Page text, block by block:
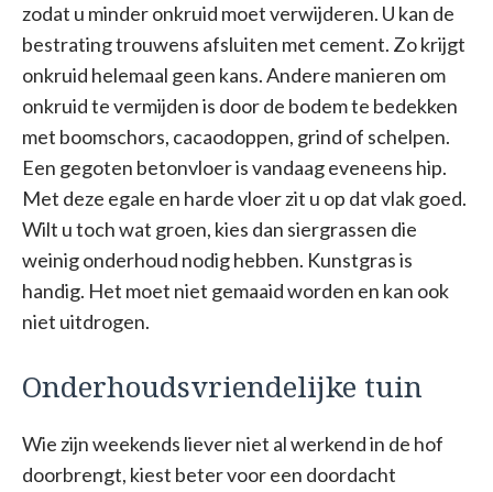
zodat u minder onkruid moet verwijderen. U kan de
bestrating trouwens afsluiten met cement. Zo krijgt
onkruid helemaal geen kans. Andere manieren om
onkruid te vermijden is door de bodem te bedekken
met boomschors, cacaodoppen, grind of schelpen.
Een gegoten betonvloer is vandaag eveneens hip.
Met deze egale en harde vloer zit u op dat vlak goed.
Wilt u toch wat groen, kies dan siergrassen die
weinig onderhoud nodig hebben. Kunstgras is
handig. Het moet niet gemaaid worden en kan ook
niet uitdrogen.
Onderhoudsvriendelijke tuin
Wie zijn weekends liever niet al werkend in de hof
doorbrengt, kiest beter voor een doordacht